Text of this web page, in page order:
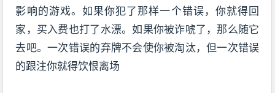
影响的游戏。如果你犯了那样一个错误，你就得回
家，买入费也打了水漂。如果你被诈唬了，那么随它
去吧。一次错误的弃牌不会使你被淘汰，但一次错误
的跟注你就得饮恨离场